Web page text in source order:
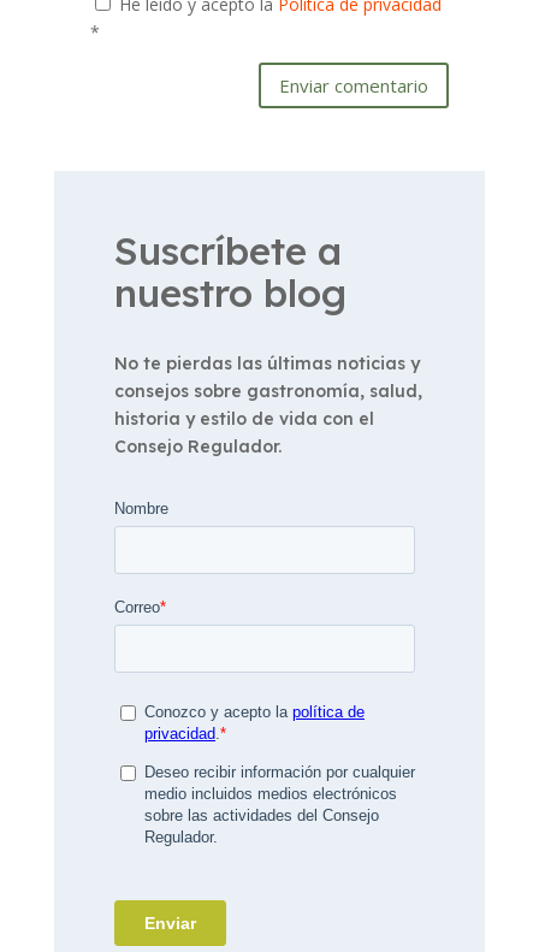
*
Enviar comentario
Suscríbete a
nuestro blog
No te pierdas las últimas noticias y
consejos sobre gastronomía, salud,
historia y estilo de vida con el
Consejo Regulador.